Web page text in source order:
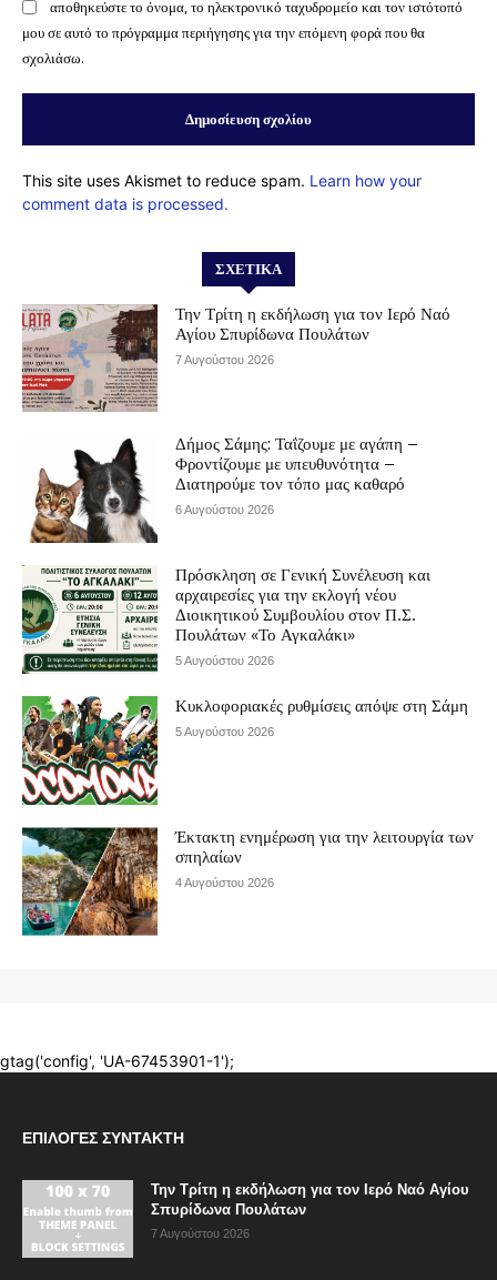
ΕΠΙΛΟΓΈΣ ΣΥΝΤΆΚΤΗ
Την Τρίτη η εκδήλωση για τον Ιερό Ναό Αγίου
Σπυρίδωνα Πουλάτων
7 Αυγούστου 2026